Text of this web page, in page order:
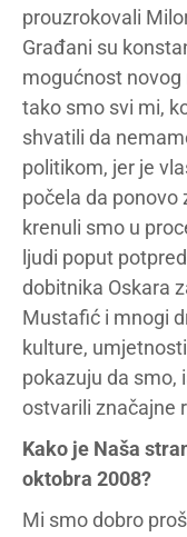
prouzrokovali
Građani su
mogućnost novog
tako smo svi mi,
shvatili da
politikom, jer je
počela da ponovo
krenuli smo u
ljudi poput
dobitnika Oskara
Mustafić i mnogi
kulture,
pokazuju da smo,
ostvarili značajne
Kako je Naša
oktobra 2008?
Mi smo dobro